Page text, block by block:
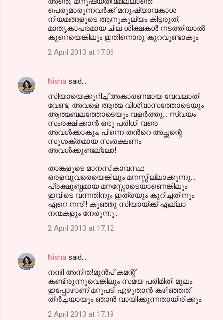
പെരുമാരുന്നവര്‍ക്ക് മനുഷ്യാവകാശ
നിയമങ്ങളുടെ ആനുകൂല്യം കിട്ടരുത്.
മാതൃകാപരമായ ചില ശിക്ഷകള്‍ നടത്തിയാല്‍
കുറെയെങ്കിലും ഇതിനൊരു കുറവുണ്ടാകും.
2 April 2013 at 17:06
Nisha said…
സിയായെക്കുറിച്ച് അകാരണമായ വേവലാതി
വേണ്ട, അവളെ ആത്മ വിശ്വാസത്തോടെയും
ആത്മബലത്തോടെയും വളര്‍ത്തൂ... സ്വയം
സംരക്ഷിക്കാന്‍ ഒരു പരിധി വരെ
അവള്‍ക്കാകും; പിന്നെ തന്‍റെ അച്ഛന്റെ
സുശക്തമായ സംരക്ഷണം
അവള്‍ക്കുണ്ടല്ലോ!
താങ്കളുടെ മാനസികാവസ്ഥ
ഒരളവുവരെയെങ്കിലും മനസ്സില്ലാക്കുന്നു...
പ്രക്ഷുബ്ധമായ മനസ്സോടെയാണെങ്കിലും
ഇവിടെ വന്നതിനും ഇത്രയും കുറിച്ചതിനും
ഏറെ നന്ദി! കുഞ്ഞു സിയായ്ക്ക് എല്ലാ
നന്മകളും നേരുന്നു...
2 April 2013 at 17:12
Nisha said…
നന്ദി അനിത!മുന്‍പ് കമന്റ്
കണ്ടിരുന്നുവെങ്കിലും സമയ പരിമിതി മൂലം
ഇപ്പോഴാണ് മറുപടി എഴുതാന്‍ കഴിഞ്ഞത്.
തീര്‍ച്ചയായും ഞാന്‍ വായിക്കുന്നതായിരിക്കും.
2 April 2013 at 17:19